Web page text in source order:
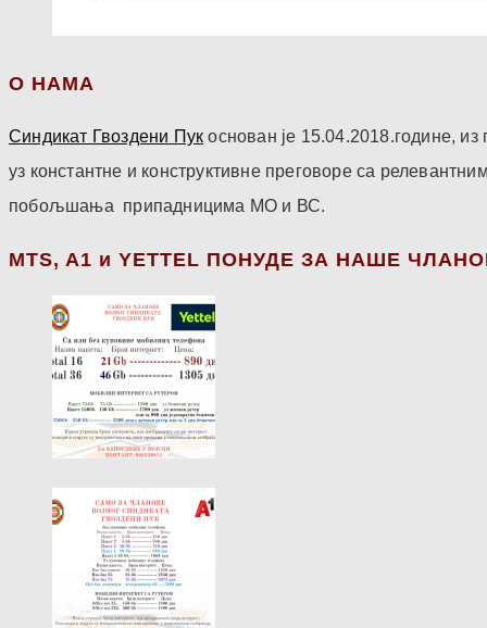
О НАМА
Синдикат Гвоздени Пук основан је 15.04.2018.године,
уз константне и конструктивне преговоре са
побољшања припадницима МО и ВС.
МТS, A1 и YETTEL ПОНУДЕ ЗА НАШЕ